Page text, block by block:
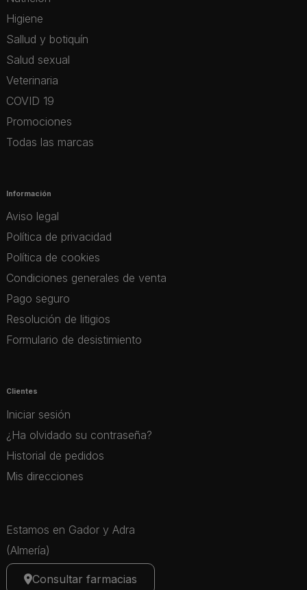
Higiene
Sallud y botiquín
Salud sexual
Veterinaria
COVID 19
Promociones
Todas las marcas
Información
Aviso legal
Política de privacidad
Política de cookies
Condiciones generales de venta
Pago seguro
Resolución de litigios
Formulario de desistimiento
Clientes
Iniciar sesión
¿Ha olvidado su contraseña?
Historial de pedidos
Mis direcciones
Estamos en Gador y Adra
(Almería)
Consultar farmacias